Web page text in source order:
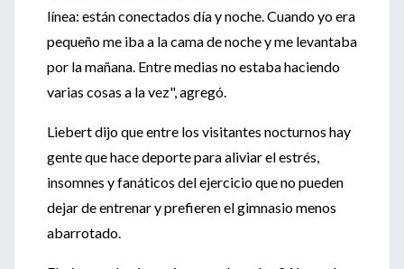
línea: están conectados día y noche. Cuando yo era
pequeño me iba a la cama de noche y me levantaba
por la mañana. Entre medias no estaba haciendo
varias cosas a la vez", agregó.
Liebert dijo que entre los visitantes nocturnos hay
gente que hace deporte para aliviar el estrés,
insomnes y fanáticos del ejercicio que no pueden
dejar de entrenar y prefieren el gimnasio menos
abarrotado.